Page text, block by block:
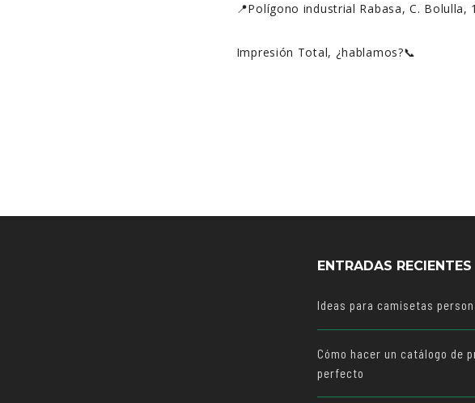
📍Polígono industrial Rabasa, C. Bolulla,
Impresión Total, ¿hablamos?📞
ENTRADAS RECIENTES
Ideas para camisetas
Cómo hacer un catálogo de
perfecto